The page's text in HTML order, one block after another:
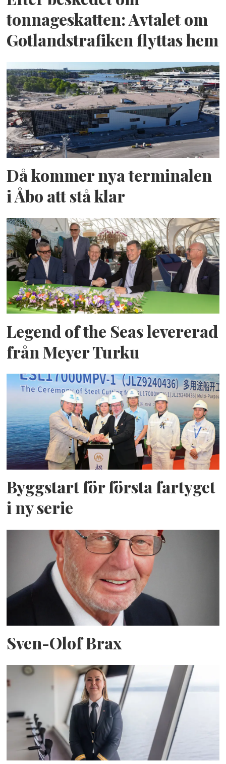
tonnageskatten: Avtalet om
Gotlandstrafiken flyttas hem
Då kommer nya terminalen
i Åbo att stå klar
Legend of the Seas levererad
från Meyer Turku
Byggstart för första fartyget
i ny serie
Sven-Olof Brax